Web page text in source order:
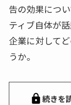
告の効果につ
ティブ自体が
企業に対して
うか。
続きを